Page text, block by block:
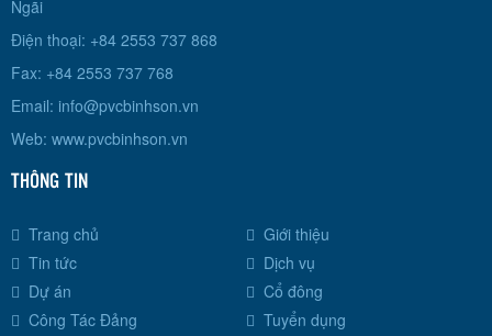
Ngãi
Điện thoại: +84 2553 737 868
Fax: +84 2553 737 768
Email: info@pvcbinhson.vn
Web: www.pvcbinhson.vn
THÔNG TIN
Trang chủ
Giới thiệu
Tin tức
Dịch vụ
Dự án
Cổ đông
Công Tác Đảng
Tuyển dụng